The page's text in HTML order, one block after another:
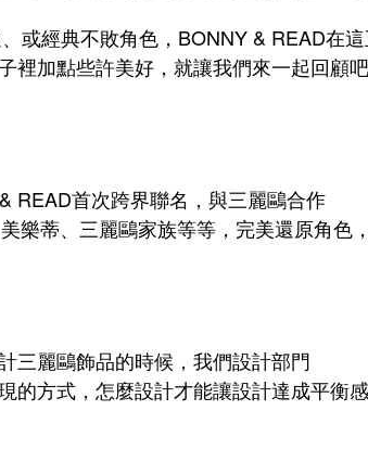
或經典不敗角色，BONNY & READ在
裡加點些許美好，就讓我們來一起回顧吧
READ首次跨界聯名，與三麗鷗合作
樂蒂、三麗鷗家族等等，完美還原角色
三麗鷗飾品的時候，我們設計部門
的方式，怎麼設計才能讓設計達成平衡感